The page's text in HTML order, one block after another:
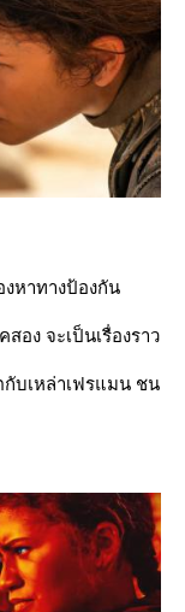
หาทางป้องกัน
อง จะเป็นเรื่องราว
บเหล่าเฟรแมน ชน